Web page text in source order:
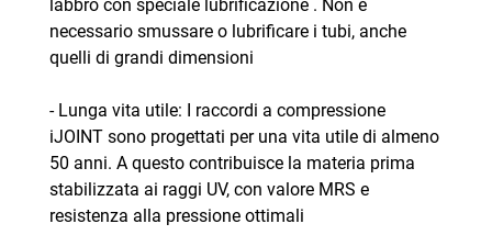
labbro con speciale lubrificazione . Non è
necessario smussare o lubrificare i tubi, anche
quelli di grandi dimensioni
- Lunga vita utile: I raccordi a compressione
iJOINT sono progettati per una vita utile di almeno
50 anni. A questo contribuisce la materia prima
stabilizzata ai raggi UV, con valore MRS e
resistenza alla pressione ottimali